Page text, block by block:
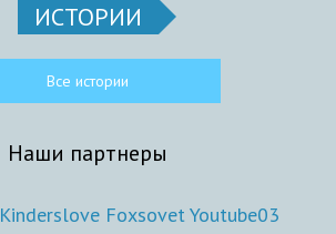
ИСТОРИИ
Все истории
Наши партнеры
Kinderslove FoxsovetYoutube03